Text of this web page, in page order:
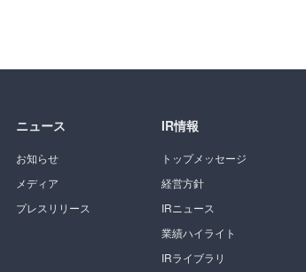
ニュース
お知らせ
メディア
プレスリリース
IR情報
トップメッセージ
経営方針
IRニュース
業績ハイライト
IRライブラリ